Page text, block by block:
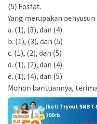
(5) Fosfat.
Yang merupakan penyusun
a. (1), (3), dan (4)
b. (1), (3), dan (5)
c. (1), (2), dan (5)
d. (1), (2), dan (4)
e. (1), (4), dan (5)
Mohon bantuannya,
Ikuti Tryout SNBT
100rb